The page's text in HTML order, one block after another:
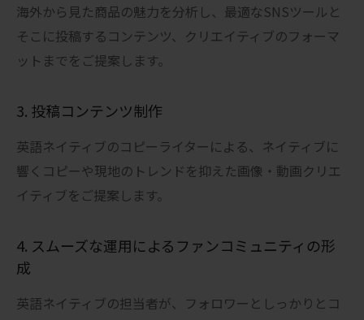
海外から見た商品の魅力を分析し、最適なSNSツールと
そこに投稿するコンテンツ、クリエイティブのフォーマ
ットまでをご提案します。
3. 投稿コンテンツ制作
英語ネイティブのコピーライターによる、ネイティブに
響くコピーや現地のトレンドを抑えた画像・動画クリエ
イティブをご提案します。
4. スムーズな運用によるファンコミュニティの形
成
英語ネイティブの担当者が、フォロワーとしっかりとコ